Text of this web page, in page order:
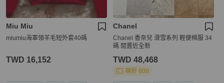
Miu Miu
miumiu海軍領羊毛短外套40碼
TWD 16,152
Chanel
Chanel 香奈兒 滑雪系列 輕便棉服 34
碼 閒置近全新
TWD 48,468
現折 800